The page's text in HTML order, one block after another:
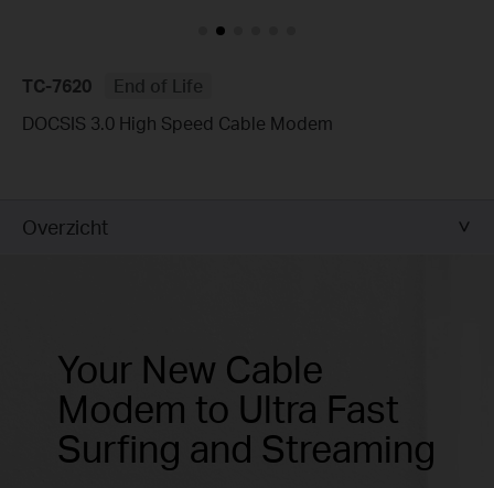
TC-7620
End of Life
DOCSIS 3.0 High Speed Cable Modem
Overzicht
Your New Cable
Modem to Ultra Fast
Surfing and Streaming